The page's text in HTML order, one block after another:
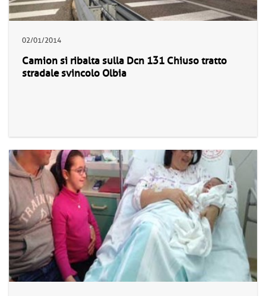
02/01/2014
Camion si ribalta sulla Dcn 131 Chiuso tratto
stradale svincolo Olbia